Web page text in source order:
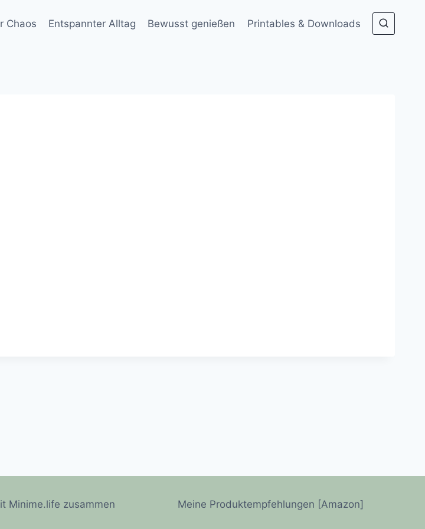
Chaos Entspannter Alltag Bewusst genießen Printables & Downloads
Minime.life zusammen Meine Produktempfehlungen [Amazon]